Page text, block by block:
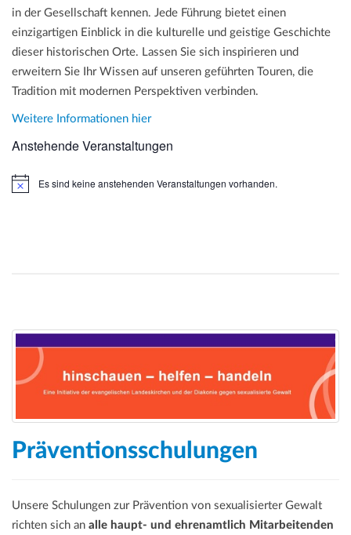
in der Gesellschaft kennen. Jede Führung bietet einen
einzigartigen Einblick in die kulturelle und geistige Geschichte
dieser historischen Orte. Lassen Sie sich inspirieren und
erweitern Sie Ihr Wissen auf unseren geführten Touren, die
Tradition mit modernen Perspektiven verbinden.
Weitere Informationen hier
Anstehende Veranstaltungen
H
Es sind keine anstehenden Veranstaltungen vorhanden.
Präventionsschulungen
Unsere Schulungen zur Prävention von sexualisierter Gewalt
richten sich an alle haupt- und ehrenamtlich Mitarbeitenden